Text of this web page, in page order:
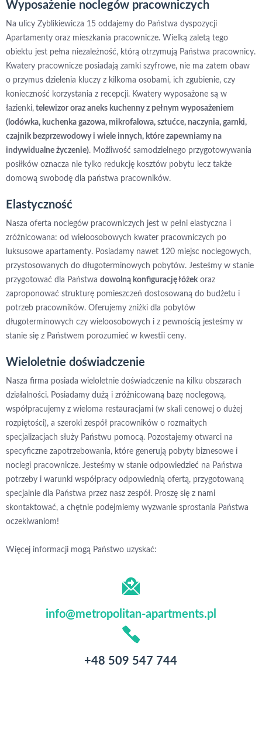
Wyposażenie noclegów pracowniczych
Na ulicy Zyblikiewicza 15 oddajemy do Państwa dyspozycji
Apartamenty oraz mieszkania pracownicze. Wielką zaletą tego
obiektu jest pełna niezależność, którą otrzymują Państwa pracownicy.
Kwatery pracownicze posiadają zamki szyfrowe, nie ma zatem obaw
o przymus dzielenia kluczy z kilkoma osobami, ich zgubienie, czy
konieczność korzystania z recepcji. Kwatery wyposażone są w
łazienki, telewizor oraz aneks kuchenny z pełnym wyposażeniem
(lodówka, kuchenka gazowa, mikrofalowa, sztućce, naczynia, garnki,
czajnik bezprzewodowy i wiele innych, które zapewniamy na
indywidualne życzenie). Możliwość samodzielnego przygotowywania
posiłków oznacza nie tylko redukcję kosztów pobytu lecz także
domową swobodę dla państwa pracowników.
Elastyczność
Nasza oferta noclegów pracowniczych jest w pełni elastyczna i
zróżnicowana: od wieloosobowych kwater pracowniczych po
luksusowe apartamenty. Posiadamy nawet 120 miejsc noclegowych,
przystosowanych do długoterminowych pobytów. Jesteśmy w stanie
przygotować dla Państwa dowolną konfigurację łóżekoraz
zaproponować strukturę pomieszczeń dostosowaną do budżetu i
potrzeb pracowników. Oferujemy zniżki dla pobytów
długoterminowych czy wieloosobowych i z pewnością jesteśmy w
stanie się z Państwem porozumieć w kwestii ceny.
Wieloletnie doświadczenie
Nasza firma posiada wieloletnie doświadczenie na kilku obszarach
działalności. Posiadamy dużą i zróżnicowaną bazę noclegową,
współpracujemy z wieloma restauracjami (w skali cenowej o dużej
rozpiętości), a szeroki zespół pracowników o rozmaitych
specjalizacjach służy Państwu pomocą. Pozostajemy otwarci na
specyficzne zapotrzebowania, które generują pobyty biznesowe i
noclegi pracownicze. Jesteśmy w stanie odpowiedzieć na Państwa
potrzeby i warunki współpracy odpowiednią ofertą, przygotowaną
specjalnie dla Państwa przez nasz zespół. Proszę się z nami
skontaktować, a chętnie podejmiemy wyzwanie sprostania Państwa
oczekiwaniom!
Więcej informacji mogą Państwo uzyskać:
info@metropolitan-apartments.pl
+48 509 547 744